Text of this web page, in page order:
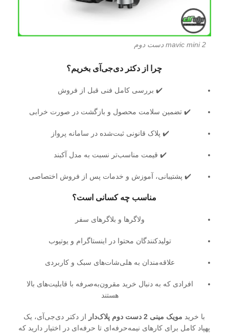
mavic mini 2 دست دوم
چرا از دکتر دی‌جی‌آی بخریم؟
✔️ بررسی کامل فنی قبل از فروش
✔️ تضمین سلامت محصول و بازگشت در صورت خرابی
✔️ پلاک قانونی ثبت‌شده در سامانه پرواز
✔️ قیمت مناسب‌تر نسبت به مدل آکبند
✔️ پشتیبانی، آموزش و خدمات پس از فروش اختصاصی
مناسب چه کسانی است؟
ولاگرها و بلاگرهای سفر
تولیدکنندگان محتوا در اینستاگرام و یوتیوب
علاقه‌مندان به هلی‌شات‌های سبک و کاربردی
افرادی که به دنبال خرید مقرون‌به‌صرفه با قابلیت‌های بالا
هستند
با خرید مویک مینی 2 دست دوم پلاک‌دار
از دکتر دی‌جی‌آی، یک
پهپاد کامل برای کارهای نیمه‌حرفه‌ای تا حرفه‌ای در اختیار دارید که